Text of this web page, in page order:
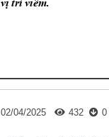
02/04/2025 432 0